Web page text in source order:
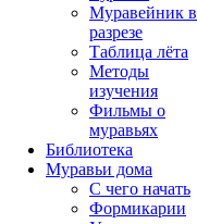
Муравейник в
разрезе
Таблица лёта
Методы
изучения
Фильмы о
муравьях
Библиотека
Муравьи дома
С чего начать
Формикарии